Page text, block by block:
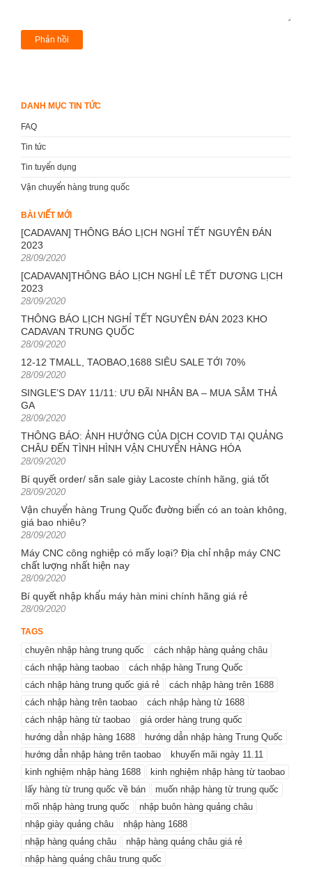
DANH MỤC TIN TỨC
FAQ
Tin tức
Tin tuyển dụng
Vận chuyển hàng trung quốc
BÀI VIẾT MỚI
[CADAVAN] THÔNG BÁO LỊCH NGHỈ TẾT NGUYÊN ĐÁN
2023
Posted
28/09/2020
[CADAVAN]THÔNG BÁO LỊCH NGHỈ LỄ TẾT DƯƠNG LỊCH
2023
Posted
28/09/2020
THÔNG BÁO LỊCH NGHỈ TẾT NGUYÊN ĐÁN 2023 KHO
CADAVAN TRUNG QUỐC
Posted
28/09/2020
12-12 TMALL, TAOBAO,1688 SIÊU SALE TỚI 70%
Posted
28/09/2020
SINGLE’S DAY 11/11: ƯU ĐÃI NHÂN BA – MUA SẮM THẢ
GA
Posted
28/09/2020
THÔNG BÁO: ẢNH HƯỞNG CỦA DỊCH COVID TẠI QUẢNG
CHÂU ĐẾN TÌNH HÌNH VẬN CHUYỂN HÀNG HÓA
Posted
28/09/2020
Bí quyết order/ săn sale giày Lacoste chính hãng, giá tốt
Posted
28/09/2020
Vận chuyển hàng Trung Quốc đường biển có an toàn không,
giá bao nhiêu?
Posted
28/09/2020
Máy CNC công nghiệp có mấy loại? Địa chỉ nhập máy CNC
chất lượng nhất hiện nay
Posted
28/09/2020
Bí quyết nhập khẩu máy hàn mini chính hãng giá rẻ
Posted
28/09/2020
TAGS
chuyên nhập hàng trung quốc
cách nhập hàng quảng châu
cách nhập hàng taobao
cách nhập hàng Trung Quốc
cách nhập hàng trung quốc giá rẻ
cách nhập hàng trên 1688
cách nhập hàng trên taobao
cách nhập hàng từ 1688
cách nhập hàng từ taobao
giá order hàng trung quốc
hướng dẫn nhập hàng 1688
hướng dẫn nhập hàng Trung Quốc
hướng dẫn nhập hàng trên taobao
khuyến mãi ngày 11.11
kinh nghiệm nhập hàng 1688
kinh nghiệm nhập hàng từ taobao
lấy hàng từ trung quốc về bán
muốn nhập hàng từ trung quốc
mối nhập hàng trung quốc
nhập buôn hàng quảng châu
nhập giày quảng châu
nhập hàng 1688
nhập hàng quảng châu
nhập hàng quảng châu giá rẻ
nhập hàng quảng châu trung quốc